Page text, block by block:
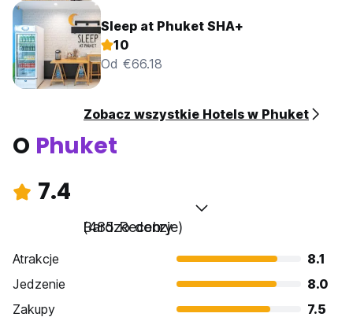
Sleep at Phuket SHA+
10
Od €66.18
Zobacz wszystkie Hotels w Phuket
O Phuket
7.4
Bardzo dobry
(485 Recenzje)
Atrakcje
8.1
Jedzenie
8.0
Zakupy
7.5